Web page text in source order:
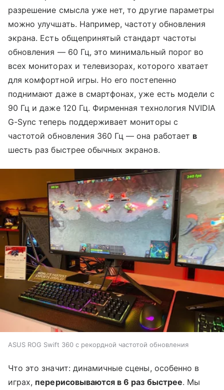
разрешение смысла уже нет, то другие параметры
можно улучшать. Например, частоту обновления
экрана. Есть общепринятый стандарт частоты
обновления — 60 Гц, это минимальный порог во
всех мониторах и телевизорах, которого хватает
для комфортной игры. Но его постепенно
поднимают даже в смартфонах, уже есть модели с
90 Гц и даже 120 Гц. Фирменная технология NVIDIA
G-Sync теперь поддерживает мониторы с
частотой обновления 360 Гц — она работает в
шесть раз быстрее обычных экранов.
ASUS ROG Swift 360 с рекордной частотой обновления
Что это значит: динамичные сцены, особенно в
играх, перерисовываются в 6 раз быстрее. Мы